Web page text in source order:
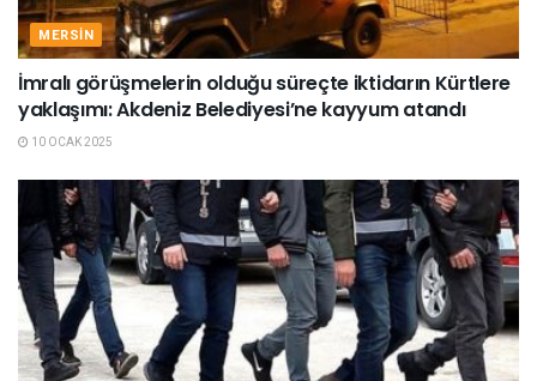
MERSIN
İmralı görüşmelerin olduğu süreçte iktidarın Kürtlere
yaklaşımı: Akdeniz Belediyesi’ne kayyum atandı
10 OCAK 2025